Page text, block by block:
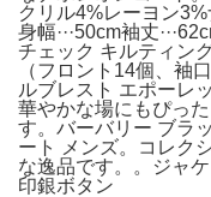
クリル4%レーヨン
身幅···50cm袖丈
チェック キルティン
（フロント14個、袖
ルブレスト エポーレ
華やかな場にもぴっ
す。バーバリー ブラ
ート メンズ。コレク
な逸品です。。ジャ
印銀ボタン